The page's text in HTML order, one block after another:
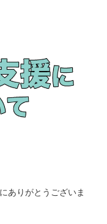
ありがとうございま